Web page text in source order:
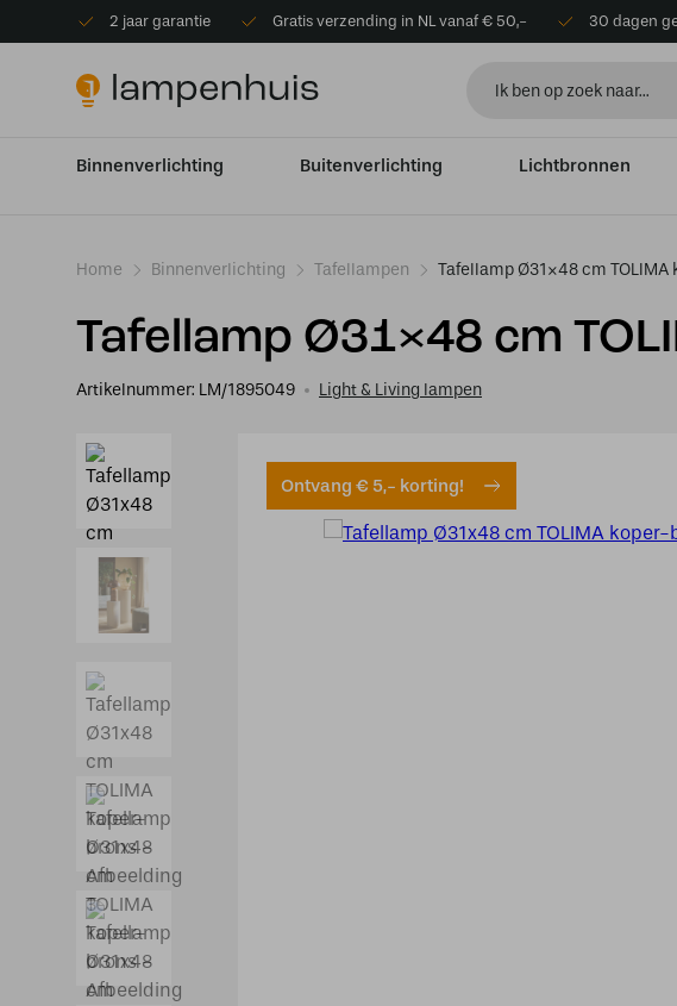
2 jaar garantie Gratis verzending in NL vanaf € 50,- 30 dagen
Binnenverlichting Buitenverlichting Lichtbronnen
Home Binnenverlichting Tafellampen Tafellamp Ø31×48 cm TOLIMA
Tafellamp Ø31×48 cm
Artikelnummer: LM/1895049 Light & Living lampen
Ontvang € 5,- korting!